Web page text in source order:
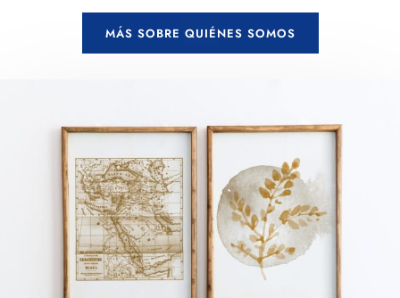
MÁS SOBRE QUIÉNES SOMOS